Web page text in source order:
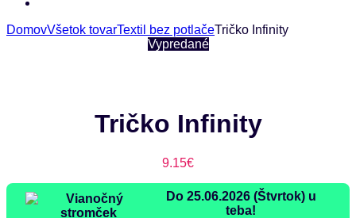
DomovVšetok tovarTextil bez potlačeTričko Infinity
Vypredané
Tričko Infinity
9.15€
Do 25.06.2026 (Štvrtok) u
teba!